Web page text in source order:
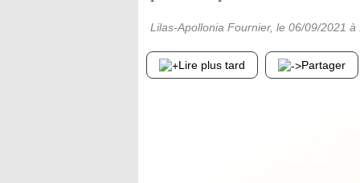
Lilas-Apollonia Fournier, le 06/09/2021 à
Lire plus tard Partager